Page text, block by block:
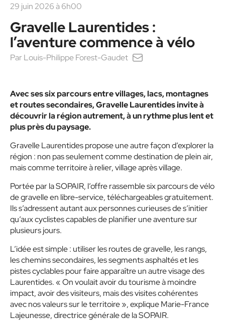
29 juin 2026 à 6h00
Gravelle Laurentides :
l’aventure commence à vélo
Par Louis-Philippe Forest-Gaudet
Avec ses six parcours entre villages, lacs, montagnes
et routes secondaires, Gravelle Laurentides invite à
découvrir la région autrement, à un rythme plus lent et
plus près du paysage.
Gravelle Laurentides propose une autre façon d’explorer la
région : non pas seulement comme destination de plein air,
mais comme territoire à relier, village après village.
Portée par la SOPAIR, l’offre rassemble six parcours de vélo
de gravelle en libre-service, téléchargeables gratuitement.
Ils s’adressent autant aux personnes curieuses de s’initier
qu’aux cyclistes capables de planifier une aventure sur
plusieurs jours.
L’idée est simple : utiliser les routes de gravelle, les rangs,
les chemins secondaires, les segments asphaltés et les
pistes cyclables pour faire apparaître un autre visage des
Laurentides. « On voulait avoir du tourisme à moindre
impact, avoir des visiteurs, mais des visites cohérentes
avec nos valeurs sur le territoire », explique Marie-France
Lajeunesse, directrice générale de la SOPAIR.